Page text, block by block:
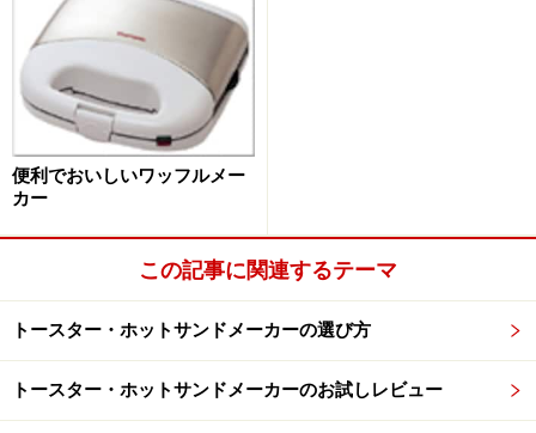
この“バラエティサンドベーカー PWS-1000”には、「ワ
ッフル・ホットサンド」にもうひとつ「鯛焼き」の焼き
便利でおいしいワッフルメー
カー
この記事に関連するテーマ
トースター・ホットサンドメーカーの選び方
トースター・ホットサンドメーカーのお試しレビュー